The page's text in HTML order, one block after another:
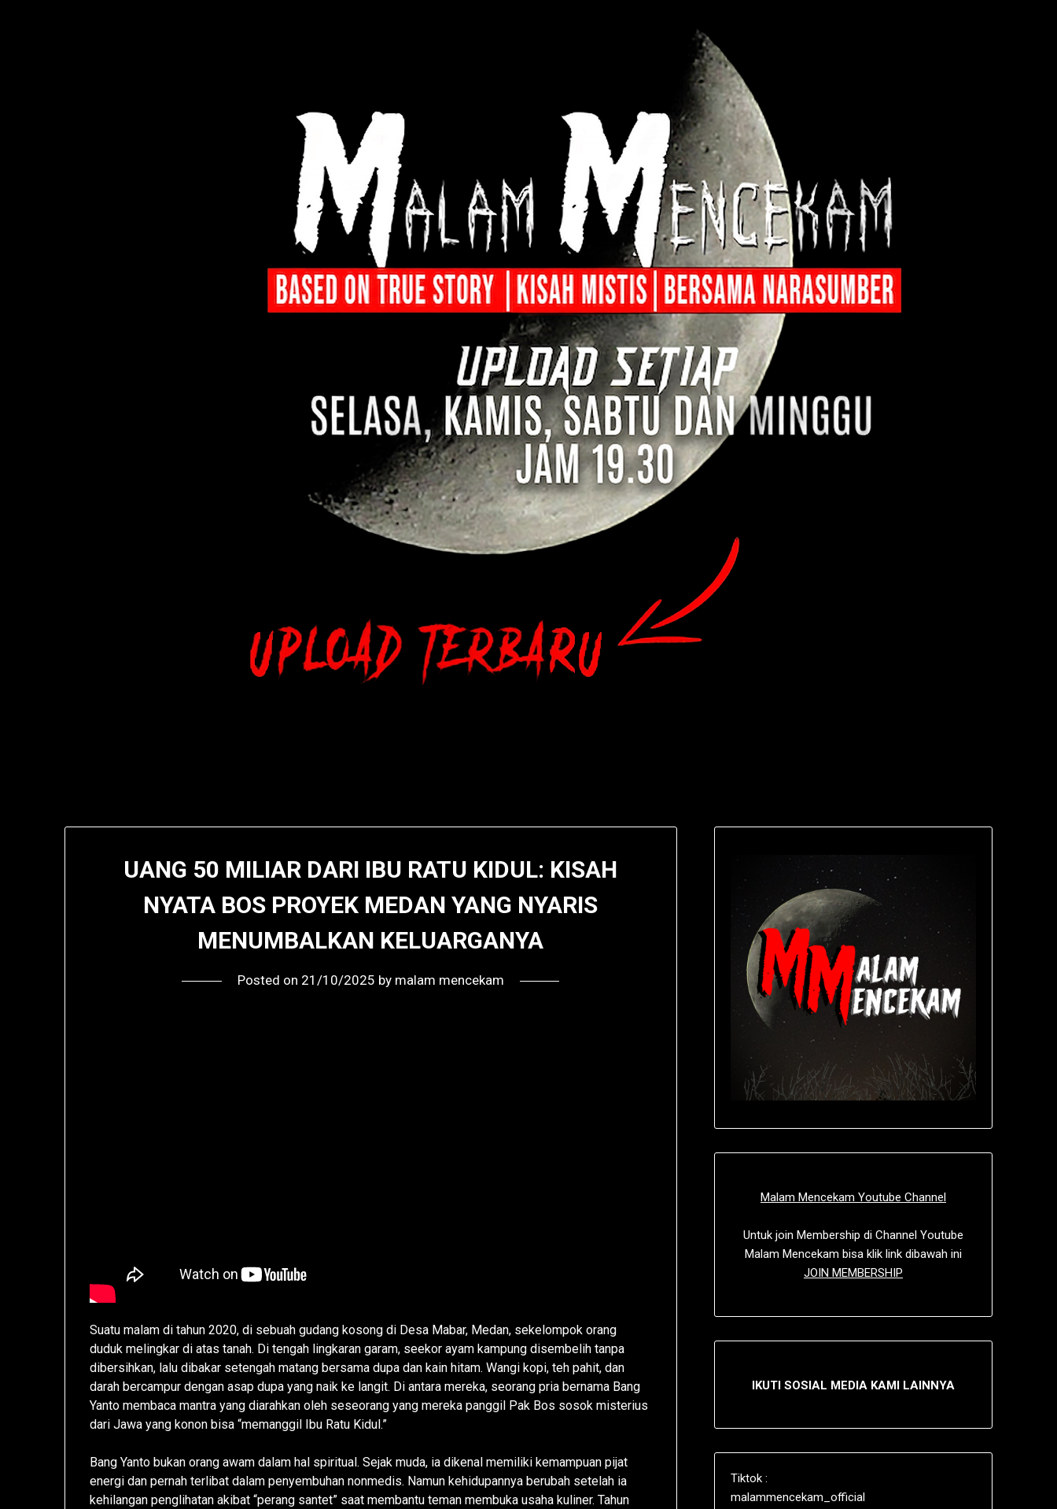
UANG 50 MILIAR DARI IBU RATU KIDUL: KISAH
NYATA BOS PROYEK MEDAN YANG NYARIS
MENUMBALKAN KELUARGANYA
Posted on 21/10/2025 by malam mencekam
Suatu malam di tahun 2020, di sebuah gudang kosong di Desa Mabar, Medan, sekelompok orang
duduk melingkar di atas tanah. Di tengah lingkaran garam, seekor ayam kampung disembelih tanpa
dibersihkan, lalu dibakar setengah matang bersama dupa dan kain hitam. Wangi kopi, teh pahit, dan
darah bercampur dengan asap dupa yang naik ke langit. Di antara mereka, seorang pria bernama Bang
Yanto membaca mantra yang diarahkan oleh seseorang yang mereka panggil Pak Bos sosok misterius
dari Jawa yang konon bisa “memanggil Ibu Ratu Kidul.”
Bang Yanto bukan orang awam dalam hal spiritual. Sejak muda, ia dikenal memiliki kemampuan pijat
energi dan pernah terlibat dalam penyembuhan nonmedis. Namun kehidupannya berubah setelah ia
kehilangan penglihatan akibat “perang santet” saat membantu teman membuka usaha kuliner. Tahun
Malam Mencekam Youtube Channel
Untuk join Membership di Channel Youtube
Malam Mencekam bisa klik link dibawah ini
JOIN MEMBERSHIP
IKUTI SOSIAL MEDIA KAMI LAINNYA
Tiktok :
malammencekam_official